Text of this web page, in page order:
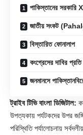
পাকিস্তানের
জাতীয় সংকট
বিস্তারিত ফোনালাপ
কংগ্রেসের দাবির
জনমানসে
ট্রাইব টিভি বাংলা ডিজিটাল:
উপত্যকায় পর্যটকদের উপর
পরিস্থিতি পর্যালোচনায়